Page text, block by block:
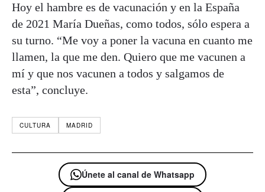
Hoy el hambre es de vacunación y en la España
de 2021 María Dueñas, como todos, sólo espera a
su turno. “Me voy a poner la vacuna en cuanto me
llamen, la que me den. Quiero que me vacunen a
mí y que nos vacunen a todos y salgamos de
esta”, concluye.
CULTURA MADRID
Únete al canal de Whatsapp